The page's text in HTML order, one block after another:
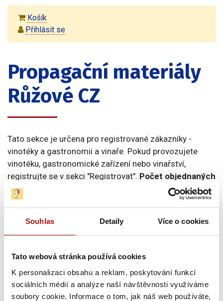
Souhlas Detaily Více o cookies
Tato webová stránka používá cookies
K personalizaci obsahu a reklam, poskytování funkcí
sociálních médií a analýze naší návštěvnosti využíváme
soubory cookie. Informace o tom, jak náš web používáte,
Košík
Přihlásit se
Propagační materiály
Růžové CZ
Tato sekce je určena pro registrované zákazníky -
vinotéky a gastronomii a vinaře. Pokud provozujete
vinotéku, gastronomické zařízení nebo vinařství,
registrujte se v sekci "Registrovat". Počet objednaných
propagačních materiálů může být krácen s ohledem
na skladové zásoby a požadované množství.
Řadit podle: